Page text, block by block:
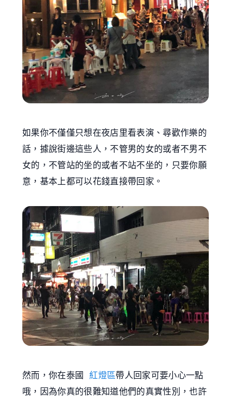
如果你不僅僅只想在夜店里看表演、尋歡作樂的
話，據說街邊這些人，不管男的女的或者不男不
女的，不管站的坐的或者不站不坐的，只要你願
意，基本上都可以花錢直接帶回家。
然而，你在泰國 紅燈區帶人回家可要小心一點
哦，因為你真的很難知道他們的真實性別，也許